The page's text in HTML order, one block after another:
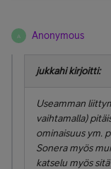
A Anonymous
jukkahi kirjoitti:
Useamman
vaihtamalla)
ominaisuus ym.
Sonera myös
katselu myös